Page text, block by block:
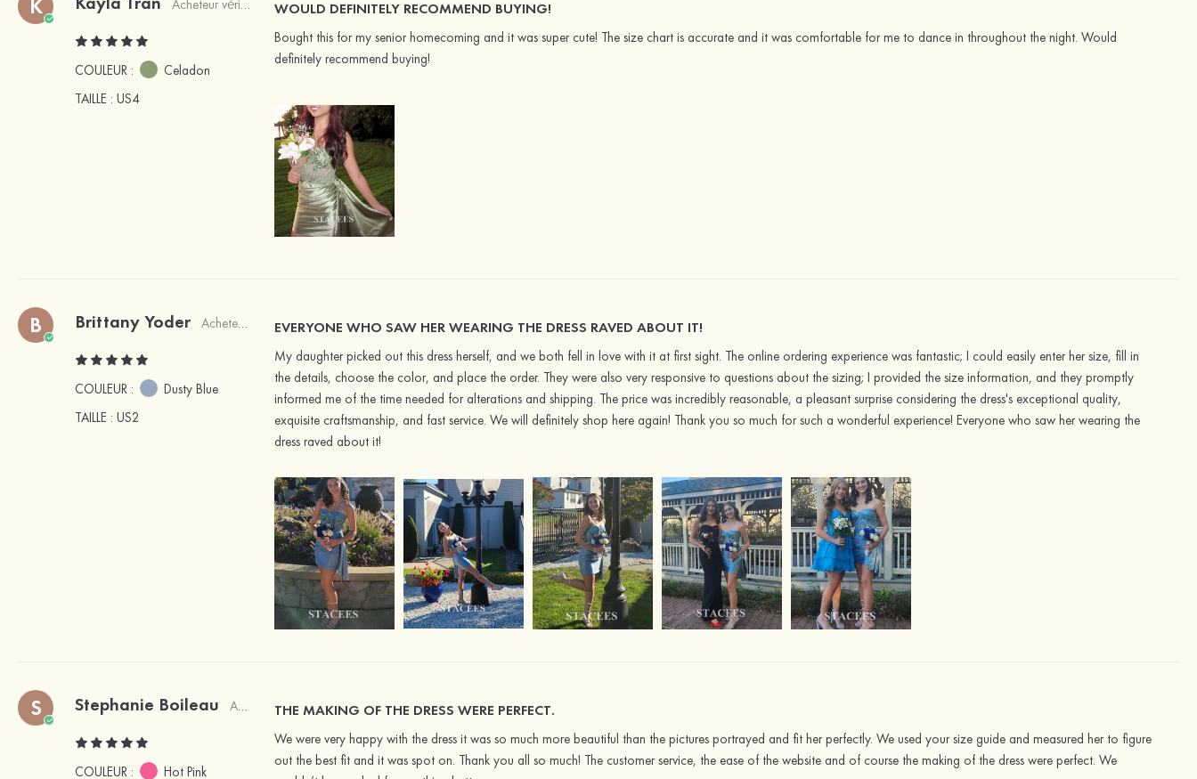
K Acheteur vérifié
COULEUR :
Celadon
TAILLE : US4
WOULD DEFINITELY RECOMMEND BUYING!
Bought this for my senior homecoming and it was super cute! The size chart is accurate and it was comfortable for me to dance in throughout the night. Would
definitely recommend buying!
B Brittany Yoder Acheteur vérifié
COULEUR :
Dusty Blue
TAILLE : US2
EVERYONE WHO SAW HER WEARING THE DRESS RAVED ABOUT IT!
My daughter picked out this dress herself, and we both fell in love with it at first sight. The online ordering experience was fantastic; I could easily enter her size, fill in
the details, choose the color, and place the order. They were also very responsive to questions about the sizing; I provided the size information, and they promptly
informed me of the time needed for alterations and shipping. The price was incredibly reasonable, a pleasant surprise considering the dress's exceptional quality,
exquisite craftsmanship, and fast service. We will definitely shop here again! Thank you so much for such a wonderful experience! Everyone who saw her wearing the
dress raved about it!
S Stephanie Boileau Acheteur vérifié
COULEUR : Hot Pink
THE MAKING OF THE DRESS WERE PERFECT.
We were very happy with the dress it was so much more beautiful than the pictures portrayed and fit her perfectly. We used your size guide and measured her to figure
out the best fit and it was spot on. Thank you all so much! The customer service, the ease of the website and of course the making of the dress were perfect. We